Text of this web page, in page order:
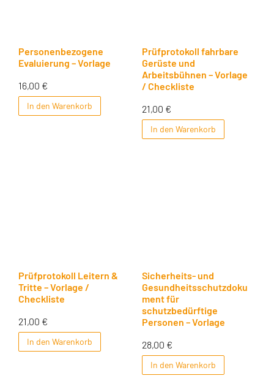
Personenbezogene
Evaluierung – Vorlage
16,00 €
In den Warenkorb
Prüfprotokoll fahrbare
Gerüste und
Arbeitsbühnen – Vorlage
/ Checkliste
21,00 €
In den Warenkorb
Prüfprotokoll Leitern &
Tritte – Vorlage /
Checkliste
21,00 €
In den Warenkorb
Sicherheits- und
Gesundheitsschutzdoku
ment für
schutzbedürftige
Personen – Vorlage
28,00 €
In den Warenkorb